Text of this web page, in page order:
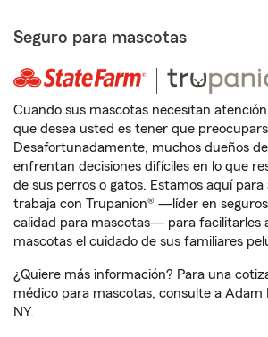
Seguro para mascotas
Cuando sus mascotas necesitan
que desea usted es tener que
Desafortunadamente, muchos dueños
enfrentan decisiones difíciles en lo que
de sus perros o gatos. Estamos aquí
trabaja con Trupanion® —líder en
calidad para mascotas— para facilitarles
mascotas el cuidado de sus familiares
¿Quiere más información? Para una
médico para mascotas, consulte a Adam
NY.